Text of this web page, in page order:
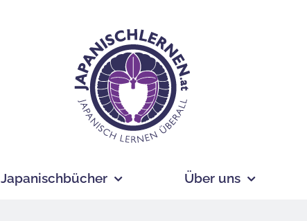
Japanischbücher Über uns